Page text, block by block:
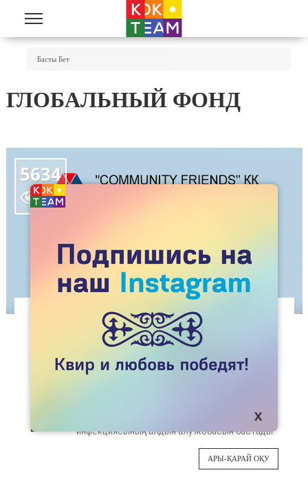
Басты Бет
ГЛОБАЛЬНЫЙ ФОНД
5634

COMMUNITY FRIENDS АЛМАТЫДА АИТВ
АЛДЫН АЛУ ЖОБАСЫН БАСТАДЫ
07
инфекциясының алдын алу жобасын бастады.
АРЫ-ҚАРАЙ ОҚУ